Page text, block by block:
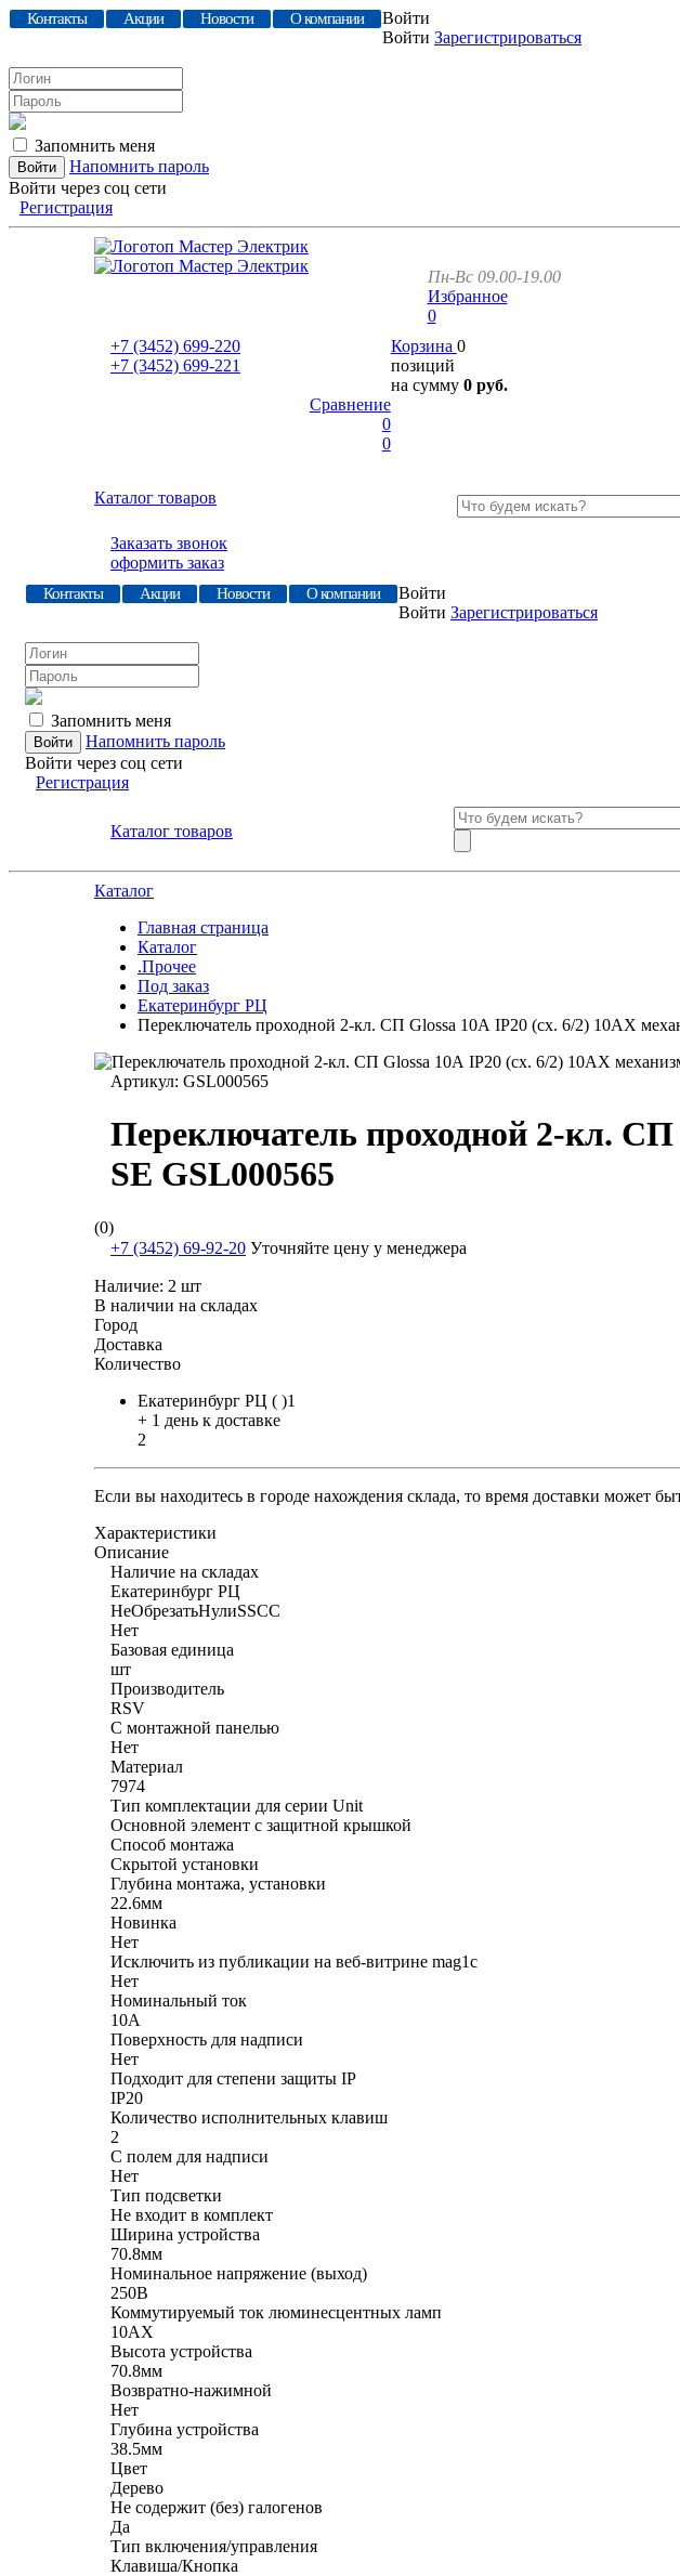
Контакты Акции Новости О компании
Войти
Войти Зарегистрироваться
Запомнить меня
Напомнить пароль
Войти через соц сети
Регистрация
Пн-Вс 09.00-19.00
Избранное
0
+7 (3452) 699-220
+7 (3452) 699-221
Корзина 0
позиций
на сумму 0 руб.
Сравнение
0
0
Каталог товаров
Заказать звонок
оформить заказ
Контакты Акции Новости О компании
Войти
Войти Зарегистрироваться
Запомнить меня
Напомнить пароль
Войти через соц сети
Регистрация
Каталог товаров
Каталог
Главная страница
Каталог
.Прочее
Под заказ
Екатеринбург РЦ
Переключатель проходной 2-кл. СП Glossa 10А IP20 (сх. 6/2) 10AX
Артикул: GSL000565
Переключатель проходной 2-кл.
SE GSL000565
(0)
+7 (3452) 69-92-20 Уточняйте цену у менеджера
Наличие: 2 шт
В наличии на складах
Город
Доставка
Количество
Екатеринбург РЦ ( )1
+ 1 день к доставке
2
Если вы находитесь в городе нахождения склада, то время доставки может
Характеристики
Описание
Наличие на складах
Екатеринбург РЦ
НеОбрезатьНулиSSCC
Нет
Базовая единица
шт
Производитель
RSV
С монтажной панелью
Нет
Материал
7974
Тип комплектации для серии Unit
Основной элемент с защитной крышкой
Способ монтажа
Скрытой установки
Глубина монтажа, установки
22.6мм
Новинка
Нет
Исключить из публикации на веб-витрине mag1c
Нет
Номинальный ток
10А
Поверхность для надписи
Нет
Подходит для степени защиты IP
IP20
Количество исполнительных клавиш
2
С полем для надписи
Нет
Тип подсветки
Не входит в комплект
Ширина устройства
70.8мм
Номинальное напряжение (выход)
250В
Коммутируемый ток люминесцентных ламп
10AX
Высота устройства
70.8мм
Возвратно-нажимной
Нет
Глубина устройства
38.5мм
Цвет
Дерево
Не содержит (без) галогенов
Да
Тип включения/управления
Клавиша/Кнопка